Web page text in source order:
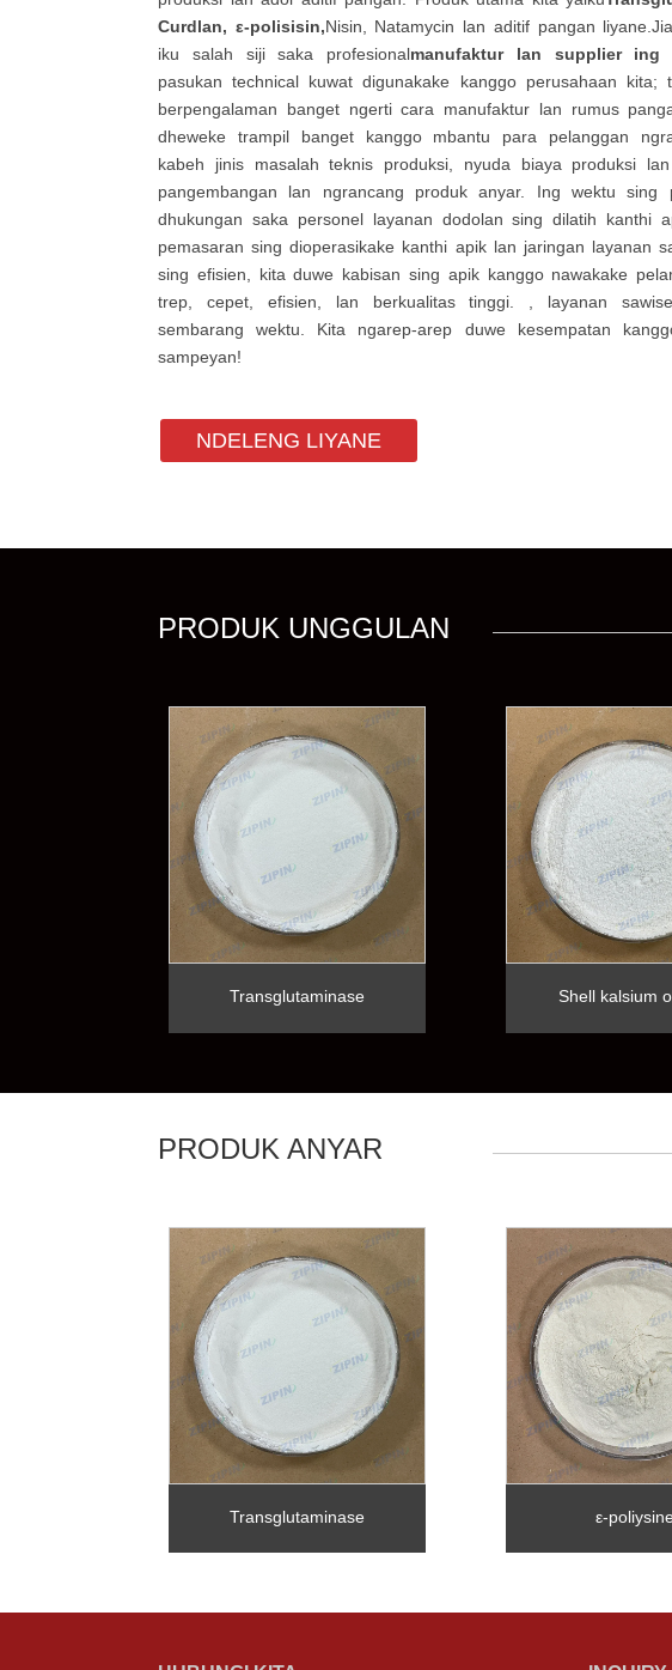
Curdlan, ε-polisisin,Nisin, Natamycin lan aditif pangan
iku salah siji saka profesionalmanufaktur lan supplier ing
pasukan technical kuwat digunakake kanggo perusahaan kita;
berpengalaman banget ngerti cara manufaktur lan rumus
dheweke trampil banget kanggo mbantu para pelanggan
kabeh jinis masalah teknis produksi, nyuda biaya produksi
pangembangan lan ngrancang produk anyar. Ing wektu sing
dhukungan saka personel layanan dodolan sing dilatih kanthi
pemasaran sing dioperasikake kanthi apik lan jaringan layanan
sing efisien, kita duwe kabisan sing apik kanggo nawakake
trep, cepet, efisien, lan berkualitas tinggi. , layanan
sembarang wektu. Kita ngarep-arep duwe kesempatan
sampeyan!
NDELENG LIYANE
PRODUK UNGGULAN
Transglutaminase Shell kalsium
PRODUK ANYAR
Transglutaminase ε-poliysine